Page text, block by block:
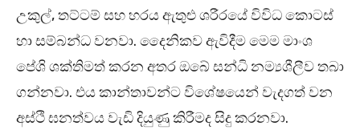
උකුල්, තට්ටම් සහ හරය ඇතුළු ශරීරයේ විවිධ කොටස්
හා සම්බන්ධ වනවා. දෛනිකව ඇවිදීම මෙම මාංශ
පේශි ශක්තිමත් කරන අතර ඔබේ සන්ධි නම්‍යශීලීව තබා
ගන්නවා. එය කාන්තාවන්ට විශේෂයෙන් වැදගත් වන
අස්ථි ඝනත්වය වැඩි දියුණු කිරීමද සිදු කරනවා.